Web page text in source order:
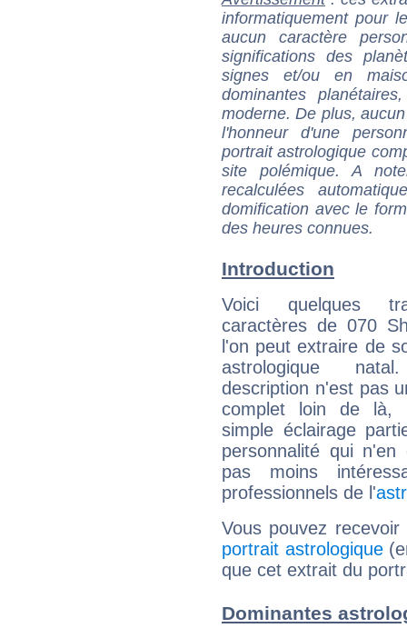
informatiquement pour
aucun caractère
significations des
signes et/ou en
dominantes
moderne. De plus,
l'honneur d'une
portrait astrologique
site polémique. A
recalculées
domification avec le
des heures connues.
Introduction
Voici quelques
caractères de 070
l'on peut extraire de
astrologique
description n'est pas
complet loin de là,
simple éclairage
personnalité qui n'en
pas moins
professionnels de l'
Vous pouvez
portrait astrologique
que cet extrait du
Dominantes